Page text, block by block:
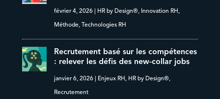
février 4, 2026| HR by Design®, Innovation RH,
Méthode, Technologies RH
Recrutement basé sur les compétences
: relever les défis des new-collar jobs
janvier 6, 2026| Enjeux RH, HR by Design®,
Recrutement